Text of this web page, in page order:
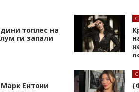
топлес на
ги запали
Марк Ентони